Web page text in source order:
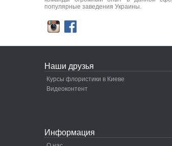
популярные заведения Украины.
Наши друзья
Курсы флористики в Киеве
Видеоконтент
Информация